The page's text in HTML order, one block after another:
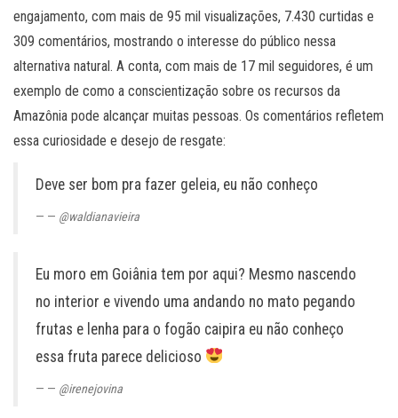
engajamento, com mais de 95 mil visualizações, 7.430 curtidas e
309 comentários, mostrando o interesse do público nessa
alternativa natural. A conta, com mais de 17 mil seguidores, é um
exemplo de como a conscientização sobre os recursos da
Amazônia pode alcançar muitas pessoas. Os comentários refletem
essa curiosidade e desejo de resgate:
Deve ser bom pra fazer geleia, eu não conheço
— @waldianavieira
Eu moro em Goiânia tem por aqui? Mesmo nascendo
no interior e vivendo uma andando no mato pegando
frutas e lenha para o fogão caipira eu não conheço
essa fruta parece delicioso
— @irenejovina